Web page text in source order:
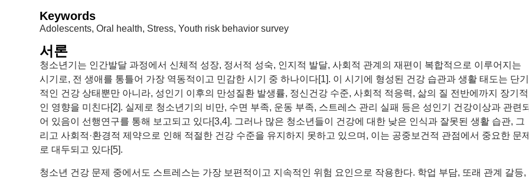
Keywords
Adolescents, Oral health, Stress, Youth risk behavior survey
서론
청소년기는 인간발달 과정에서 신체적 성장, 정서적 성숙, 인지적 발달, 사회적 관계의 재편이 복합적으로 이루어지는
시기로, 전 생애를 통틀어 가장 역동적이고 민감한 시기 중 하나이다[1]. 이 시기에 형성된 건강 습관과 생활 태도는 단기
적인 건강 상태뿐만 아니라, 성인기 이후의 만성질환 발생률, 정신건강 수준, 사회적 적응력, 삶의 질 전반에까지 장기적
인 영향을 미친다[2]. 실제로 청소년기의 비만, 수면 부족, 운동 부족, 스트레스 관리 실패 등은 성인기 건강이상과 관련되
어 있음이 선행연구를 통해 보고되고 있다[3,4]. 그러나 많은 청소년들이 건강에 대한 낮은 인식과 잘못된 생활 습관, 그
리고 사회적·환경적 제약으로 인해 적절한 건강 수준을 유지하지 못하고 있으며, 이는 공중보건적 관점에서 중요한 문제
로 대두되고 있다[5].
청소년 건강 문제 중에서도 스트레스는 가장 보편적이고 지속적인 위험 요인으로 작용한다. 학업 부담, 또래 관계 갈등,